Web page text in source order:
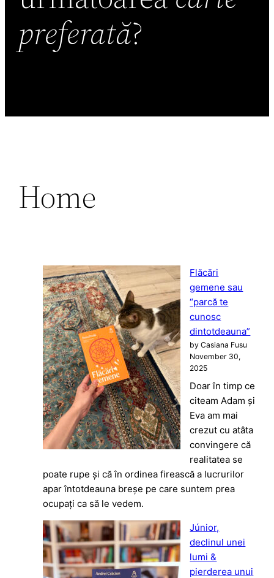
preferată?
Home
Flăcări
gemene sau
“parcă te
cunosc
dintotdeauna”
by Casiana Fusu
November 30,
2025
Doar în timp ce
citeam Adam și
Eva am mai
crezut cu atâta
convingere că
realitatea se
poate rupe și că în ordinea firească a lucrurilor
apar întotdeauna breșe pe care suntem prea
ocupați ca să le vedem.
Júnior,
declinul unei
lumi &
pierderea unui